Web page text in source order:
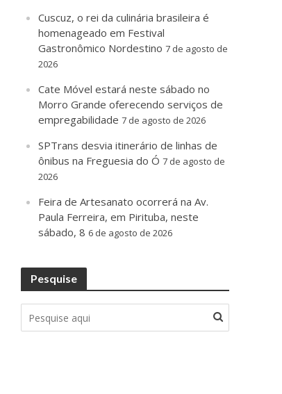
Cuscuz, o rei da culinária brasileira é
homenageado em Festival
Gastronômico Nordestino 7 de agosto de
2026
Cate Móvel estará neste sábado no
Morro Grande oferecendo serviços de
empregabilidade 7 de agosto de 2026
SPTrans desvia itinerário de linhas de
ônibus na Freguesia do Ó 7 de agosto de
2026
Feira de Artesanato ocorrerá na Av.
Paula Ferreira, em Pirituba, neste
sábado, 8 6 de agosto de 2026
Pesquise